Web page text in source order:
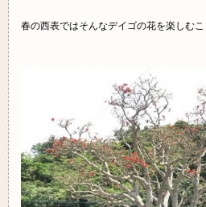
春の西表ではそんなデイゴの花を楽しむこ